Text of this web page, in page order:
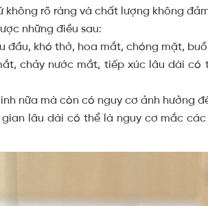
rõ ràng và chất lượng không
những điều sau:
đầu, khó thở, hoa mắt, chóng mặt,
chảy nước mắt, tiếp xúc lâu dài có
nữa mà còn có nguy cơ ảnh hưởng
lâu dài có thể là nguy cơ mắc